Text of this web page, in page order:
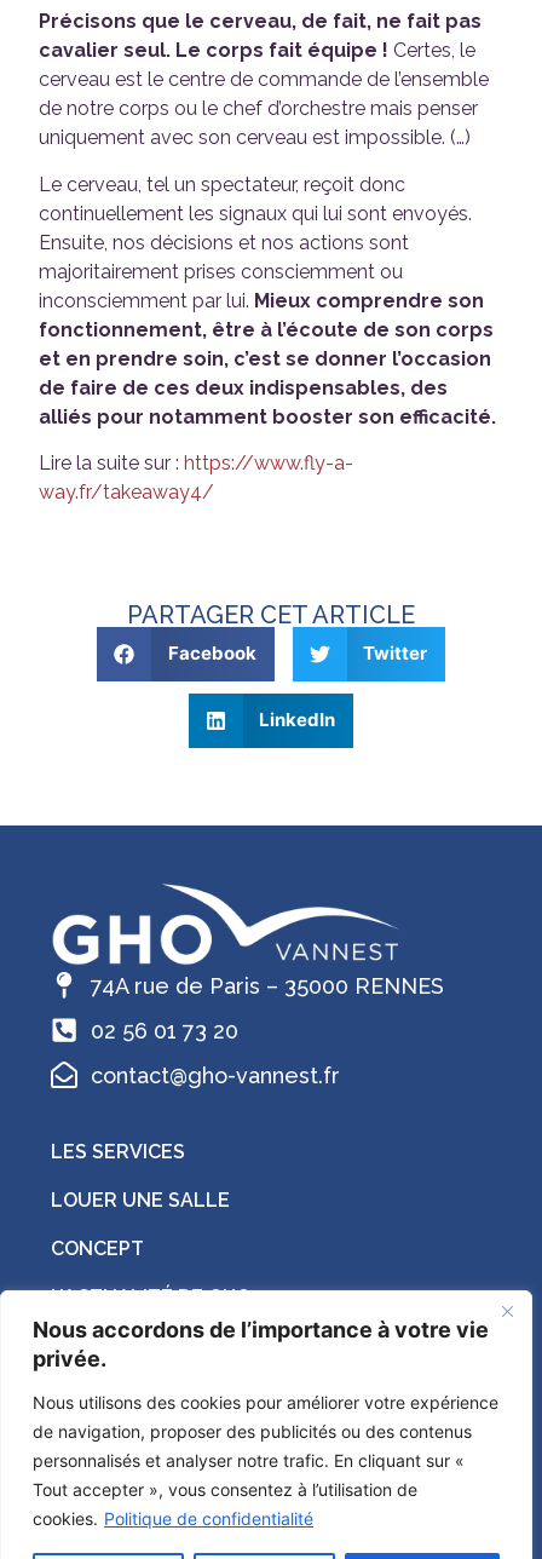
Nous accordons de l’importance à votre vie
privée.
Nous utilisons des cookies pour améliorer votre expérience
de navigation, proposer des publicités ou des contenus
personnalisés et analyser notre trafic. En cliquant sur «
Tout accepter », vous consentez à l’utilisation de
cookies. Politique de confidentialité
Précisons que le cerveau, de fait, ne fait pas
cavalier seul. Le corps fait équipe ! Certes, le
cerveau est le centre de commande de l’ensemble
de notre corps ou le chef d’orchestre mais penser
uniquement avec son cerveau est impossible. (…)
Le cerveau, tel un spectateur, reçoit donc
continuellement les signaux qui lui sont envoyés.
Ensuite, nos décisions et nos actions sont
majoritairement prises consciemment ou
inconsciemment par lui. Mieux comprendre son
fonctionnement, être à l’écoute de son corps
et en prendre soin, c’est se donner l’occasion
de faire de ces deux indispensables, des
alliés pour notamment booster son efficacité.
Lire la suite sur : https://www.fly-a-
way.fr/takeaway4/
PARTAGER CET ARTICLE
Facebook Twitter
LinkedIn
74A rue de Paris – 35000 RENNES
02 56 01 73 20
contact@gho-vannest.fr
LES SERVICES
LOUER UNE SALLE
CONCEPT
L’ACTUALITÉ DE GHO
COWORKING
Suivez-nous sur les réseaux sociaux !
2026 © GHO byOverWall/Mentions légales
Politique de confidentialité/ Crédits photos :